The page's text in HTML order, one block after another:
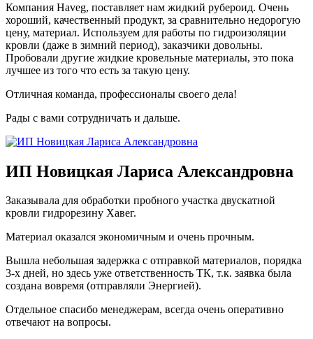
Компания Haveg, поставляет нам жидкий рубероид. Очень
хороший, качественный продукт, за сравнительно недорогую
цену, материал. Используем для работы по гидроизоляции
кровли (даже в зимний период), заказчики довольны.
Пробовали другие жидкие кровельные материалы, это пока
лучшее из того что есть за такую цену.
Отличная команда, профессионалы своего дела!
Рады с вами сотрудничать и дальше.
ИП Новицкая Лариса Александровна
Заказывала для обработки пробного участка двускатной
кровли гидрорезину Хавег.
Материал оказался экономичным и очень прочным.
Вышла небольшая задержка с отправкой материалов, порядка
3-х дней, но здесь уже ответственность ТК, т.к. заявка была
создана вовремя (отправляли Энергией).
Отдельное спасибо менеджерам, всегда очень оперативно
отвечают на вопросы.